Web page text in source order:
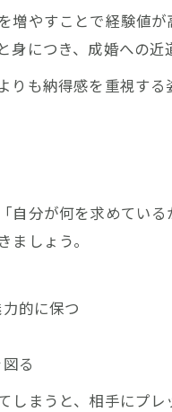
焦りを解消する
信頼と安心が導く早期
結婚相談所で女
すぐ決まる人が実
増やすことで経験値
につき、成婚への近
も納得感を重視す
自分が何を求めてい
しょう。
的に保つ
る
しまうと、相手にプ